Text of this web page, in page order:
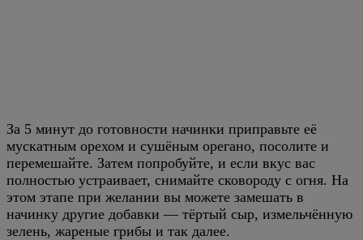
За 5 минут до готовности начинки приправьте её
мускатным орехом и сушёным орегано, посолите и
перемешайте. Затем попробуйте, и если вкус вас
полностью устраивает, снимайте сковороду с огня. На
этом этапе при желании вы можете замешать в
начинку другие добавки — тёртый сыр, измельчённую
зелень, жареные грибы и так далее.